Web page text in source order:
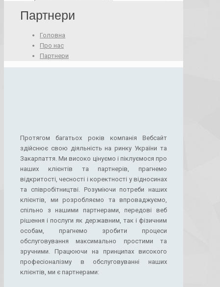
Партнери
Головна
Про нас
Партнери
Протягом багатьох років компанія Вебсайт
здійснює свою діяльність на ринку України та
Закарпаття. Ми високо цінуємо і піклуємося про
наших клієнтів та партнерів, прагнемо
відкритості, чесності і коректності у відносинах
та співробітництві. Розуміючи потреби наших
клієнтів, ми розробляємо та впроваджуємо,
спільно з нашими партнерами, передові веб
рішення і послуги як державним, так і фізичним
особам, прагнемо зробити процеси
обслуговування максимально простими та
зручними. Працюючи на принципах високого
професіоналізму в обслуговуванні наших
клієнтів, ми є партнерами: